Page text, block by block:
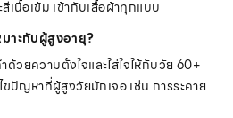
เนื้อเข้ม เข้ากับเสื้อผ้าทุกแบบ
าะกับผู้สูงอายุ?
ด้วยความตั้งใจและใส่ใจให้กับวัย 60+
ปัญหาที่ผู้สูงวัยมักเจอ เช่น การระคาย